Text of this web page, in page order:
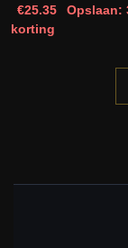
€25.35
Opslaan:
korting